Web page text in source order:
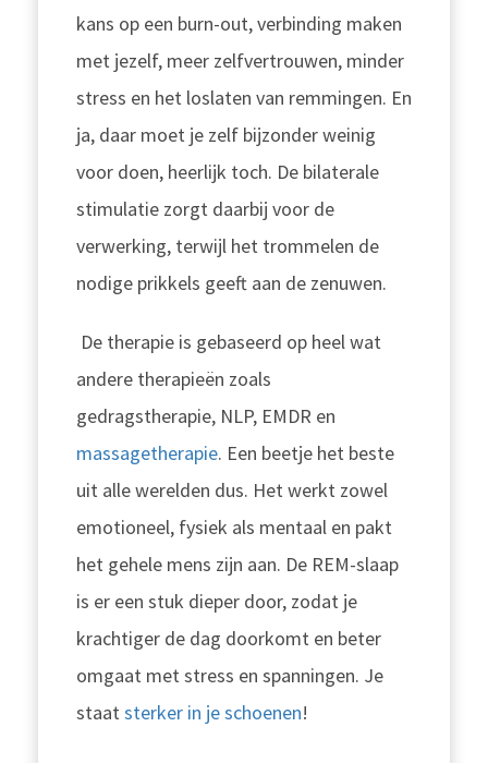
kans op een burn-out, verbinding maken
met jezelf, meer zelfvertrouwen, minder
stress en het loslaten van remmingen. En
ja, daar moet je zelf bijzonder weinig
voor doen, heerlijk toch. De bilaterale
stimulatie zorgt daarbij voor de
verwerking, terwijl het trommelen de
nodige prikkels geeft aan de zenuwen.
De therapie is gebaseerd op heel wat
andere therapieën zoals
gedragstherapie, NLP, EMDR en
massagetherapie. Een beetje het beste
uit alle werelden dus. Het werkt zowel
emotioneel, fysiek als mentaal en pakt
het gehele mens zijn aan. De REM-slaap
is er een stuk dieper door, zodat je
krachtiger de dag doorkomt en beter
omgaat met stress en spanningen. Je
staat sterker in je schoenen!